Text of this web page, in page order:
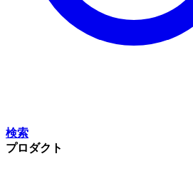
検索
プロダクト